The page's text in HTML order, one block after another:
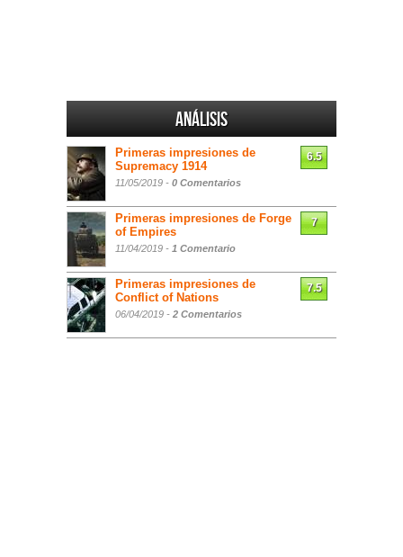
Análisis
Primeras impresiones de
Supremacy 1914
11/05/2019 - 0 Comentarios
6.5
Primeras impresiones de Forge
of Empires
11/04/2019 - 1 Comentario
7
Primeras impresiones de
Conflict of Nations
06/04/2019 - 2 Comentarios
7.5